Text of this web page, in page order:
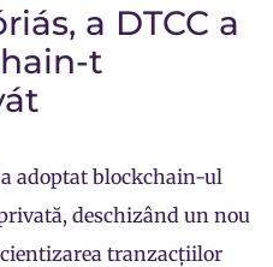
a DTCC a
t
adoptat blockchain-ul
deschizând un nou
tranzacțiilor